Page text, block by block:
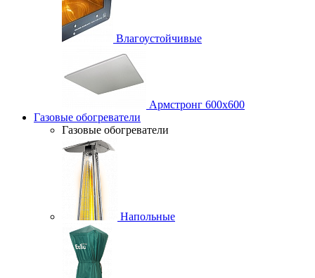
Влагоустойчивые
Армстронг 600х600
Газовые обогреватели
Газовые обогреватели
Напольные